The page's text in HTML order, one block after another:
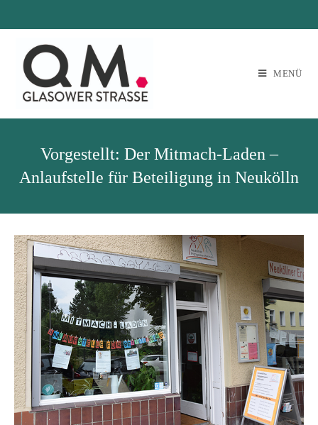
MENÜ
Vorgestellt: Der Mitmach-Laden –
Anlaufstelle für Beteiligung in Neukölln